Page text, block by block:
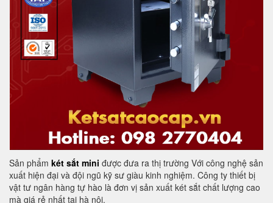
Sản phẩm két sắt mini được đưa ra thị trường Với công nghệ sản
xuất hiện đại và đội ngũ kỹ sư giàu kinh nghiệm. Công ty thiết bị
vật tư ngân hàng tự hào là đơn vị sản xuất két sắt chất lượng cao
mà giá rẻ nhất tại hà nội.